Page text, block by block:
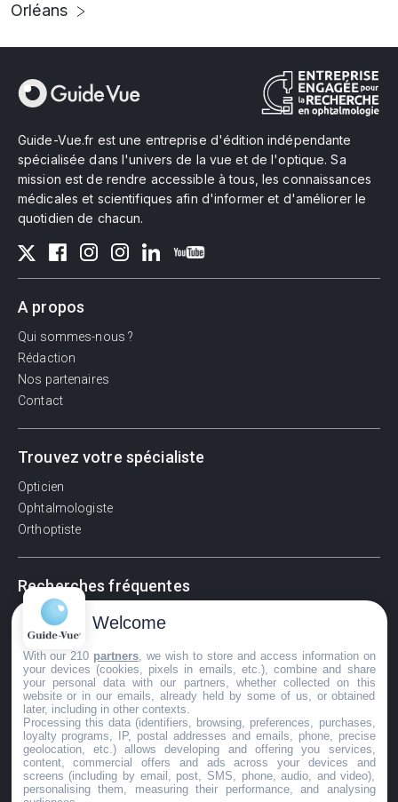
Orléans
Guide-Vue.fr est une entreprise d'édition indépendante
spécialisée dans l'univers de la vue et de l'optique. Sa
mission est de rendre accessible à tous, les connaissances
médicales et scientifiques afin d'informer et d'améliorer le
quotidien de chacun.
A propos
Qui sommes-nous ?
Rédaction
Nos partenaires
Contact
Trouvez votre spécialiste
Opticien
Ophtalmologiste
Orthoptiste
Recherches fréquentes
Pathologies adultes
Signes d'une urgence ophtalmologique
La vision
Acuité visuelle
Myosis / mydriase
Œdème oculaire
©GuideVue2024
Welcome
With our 210 partners , we wish to store and access information on
your devices (cookies, pixels in emails, etc.), combine and share
your personal data with our partners, whether collected on this
website or in our emails, already held by some of us, or obtained
later, including in other contexts.
Processing this data (identifiers, browsing, preferences, purchases,
loyalty programs, IP, postal addresses and emails, phone, precise
geolocation, etc.) allows developing and offering you services,
content, commercial offers and ads across your devices and
screens (including by email, post, SMS, phone, audio, and video),
personalising them, measuring their performance, and analysing